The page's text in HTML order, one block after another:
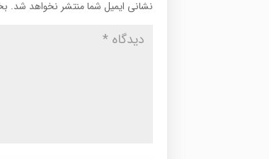
نشانی ایمیل شما منتشر نخواهد شد.